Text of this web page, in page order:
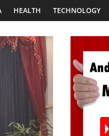
HEALTH TECHNOLOGY